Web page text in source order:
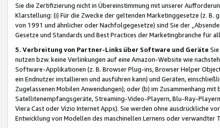
Sie die Zertifizierung nicht in Übereinstimmung mit unserer
Klarstellung: (i) Für die Zwecke der geltenden Marketinggesetze (z. B.
von 1991 und ähnlicher oder Nachfolgegesetze) sind Sie der
Gesetze und Standards und Best Practices der Marketingbranche für
5. Verbreitung von Partner-Links über Software und Geräte
nutzen bzw. keine Verlinkungen auf eine Amazon-Website wie
Software-Applikationen (z. B. Browser Plug-ins, Browser Helper
ein Endnutzer installieren und ausführen kann) und Geräten,
Zugelassenen Mobilen Anwendungen); oder (b) im Zusammenhang
Satellitenempfangsgeräte, Streaming-Video-Playern, Blu-Ray-
Viera Cast oder Vizio Internet Apps). Sie werden ohne ausdrückliche
Entwicklung von Modellen des maschinellen Lernens oder